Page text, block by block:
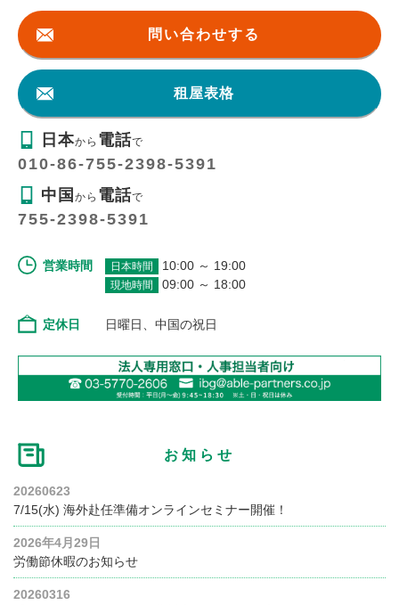
問い合わせする
租屋表格
日本から 電話で
010-86-755-2398-5391
中国から 電話で
755-2398-5391
営業時間 日本時間 10:00 ～ 19:00
現地時間 09:00 ～ 18:00
定休日 日曜日、中国の祝日
お知らせ
20260623
7/15(水) 海外赴任準備オンラインセミナー開催！
2026年4月29日
労働節休暇のお知らせ
20260316